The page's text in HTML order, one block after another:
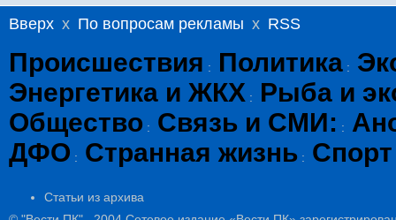
Вверх x По вопросам рекламы x RSS
Происшествия : Политика :
Энергетика и ЖКХ :
Рыба и
Общество : Связь и СМИ: :
ДФО : Странная жизнь : Спорт
Статьи из архива